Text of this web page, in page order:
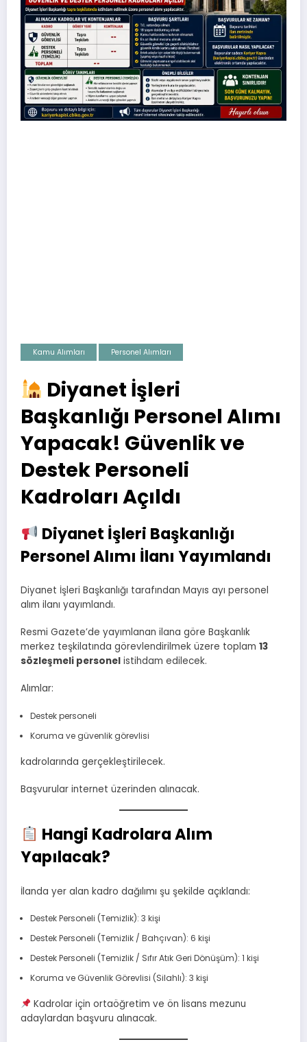
Kamu Alımları Personel Alımları
Diyanet İşleri
Başkanlığı Personel Alımı
Yapacak! Güvenlik ve
Destek Personeli
Kadroları Açıldı
Diyanet İşleri Başkanlığı
Personel Alımı İlanı Yayımlandı
Diyanet İşleri Başkanlığı tarafından Mayıs ayı personel
alım ilanı yayımlandı.
Resmi Gazete’de yayımlanan ilana göre Başkanlık
merkez teşkilatında görevlendirilmek üzere toplam 13
sözleşmeli personel istihdam edilecek.
Alımlar:
Destek personeli
Koruma ve güvenlik görevlisi
kadrolarında gerçekleştirilecek.
Başvurular internet üzerinden alınacak.
Hangi Kadrolara Alım
Yapılacak?
İlanda yer alan kadro dağılımı şu şekilde açıklandı:
Destek Personeli (Temizlik): 3 kişi
Destek Personeli (Temizlik / Bahçıvan): 6 kişi
Destek Personeli (Temizlik / Sıfır Atık Geri Dönüşüm): 1 kişi
Koruma ve Güvenlik Görevlisi (Silahlı): 3 kişi
Kadrolar için ortaöğretim ve ön lisans mezunu
adaylardan başvuru alınacak.